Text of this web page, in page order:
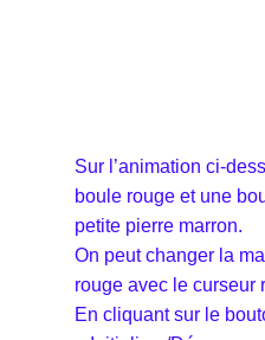
Sur l’animation ci-
boule rouge et une
petite pierre marron.
On peut changer la
rouge avec le curseur
En cliquant sur le